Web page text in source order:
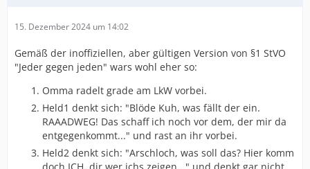
15. Dezember 2024 um 14:02
Gemäß der inoffiziellen, aber gültigen Version von §1 StVO
"Jeder gegen jeden" wars wohl eher so:
Omma radelt grade am LkW vorbei.
Held1 denkt sich: "Blöde Kuh, was fällt der ein.
RAAADWEG! Das schaff ich noch vor dem, der mir da
entgegenkommt..." und rast an ihr vorbei.
Held2 denkt sich: "Arschloch, was soll das? Hier komm